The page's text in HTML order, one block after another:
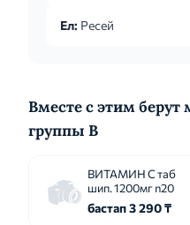
постепенно увел...
Ел: Ресей
Вместе с этим
группы B
ВИТАМИН С таб
шип. 1200мг n20
бастап 3 290 ₸